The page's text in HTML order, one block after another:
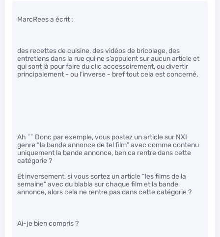
MarcRees a écrit :
des recettes de cuisine, des vidéos de bricolage, des
entretiens dans la rue qui ne s’appuient sur aucun article et
qui sont là pour faire du clic accessoirement, ou divertir
principalement - ou l’inverse - bref tout cela est concerné.
Ah ^^ Donc par exemple, vous postez un article sur NXI
genre “la bande annonce de tel film” avec comme contenu
uniquement la bande annonce, ben ca rentre dans cette
catégorie ?
Et inversement, si vous sortez un article “les films de la
semaine” avec du blabla sur chaque film et la bande
annonce, alors cela ne rentre pas dans cette catégorie ?
Ai-je bien compris ?